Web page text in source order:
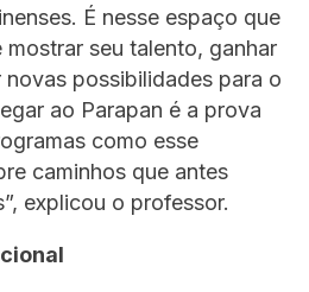
É nesse espaço que
mostrar seu talento, ganhar
possibilidades para o
ao Parapan é a prova
como esse
caminhos que antes
explicou o professor.